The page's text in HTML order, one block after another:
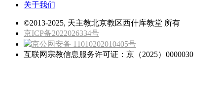
关于我们
©2013-2025, 天主教北京教区西什库教堂 所有
京ICP备2022026334号
京公网安备 11010202010405号
互联网宗教信息服务许可证：京（2025）0000030